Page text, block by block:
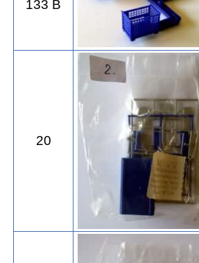
133 B
20